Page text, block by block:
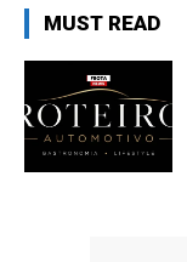
MUST READ